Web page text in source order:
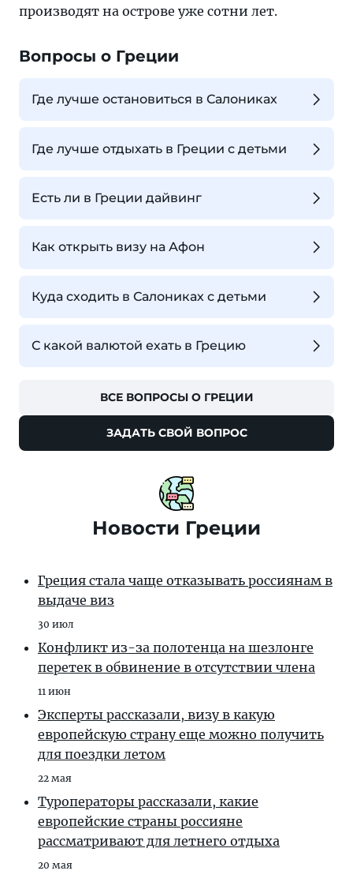
производят на острове уже сотни лет.
Вопросы о Греции
Где лучше остановиться в Салониках
Где лучше отдыхать в Греции с детьми
Есть ли в Греции дайвинг
Как открыть визу на Афон
Куда сходить в Салониках с детьми
С какой валютой ехать в Грецию
ВСЕ ВОПРОСЫ О ГРЕЦИИ
ЗАДАТЬ СВОЙ ВОПРОС
Новости Греции
Греция стала чаще отказывать россиянам в
выдаче виз
30 июл
Конфликт из-за полотенца на шезлонге
перетек в обвинение в отсутствии члена
11 июн
Эксперты рассказали, визу в какую
европейскую страну еще можно получить
для поездки летом
22 мая
Туроператоры рассказали, какие
европейские страны россияне
рассматривают для летнего отдыха
20 мая